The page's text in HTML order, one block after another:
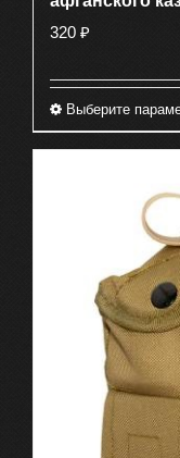
320 ₽
Выберите